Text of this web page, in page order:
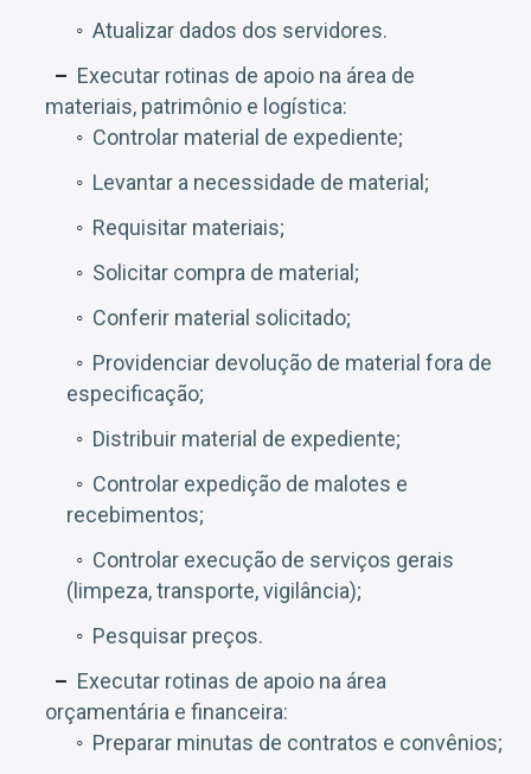
Atualizar dados dos servidores.
Executar rotinas de apoio na área de
materiais, patrimônio e logística:
Controlar material de expediente;
Levantar a necessidade de material;
Requisitar materiais;
Solicitar compra de material;
Conferir material solicitado;
Providenciar devolução de material fora de
especificação;
Distribuir material de expediente;
Controlar expedição de malotes e
recebimentos;
Controlar execução de serviços gerais
(limpeza, transporte, vigilância);
Pesquisar preços.
Executar rotinas de apoio na área
orçamentária e financeira:
Preparar minutas de contratos e convênios;